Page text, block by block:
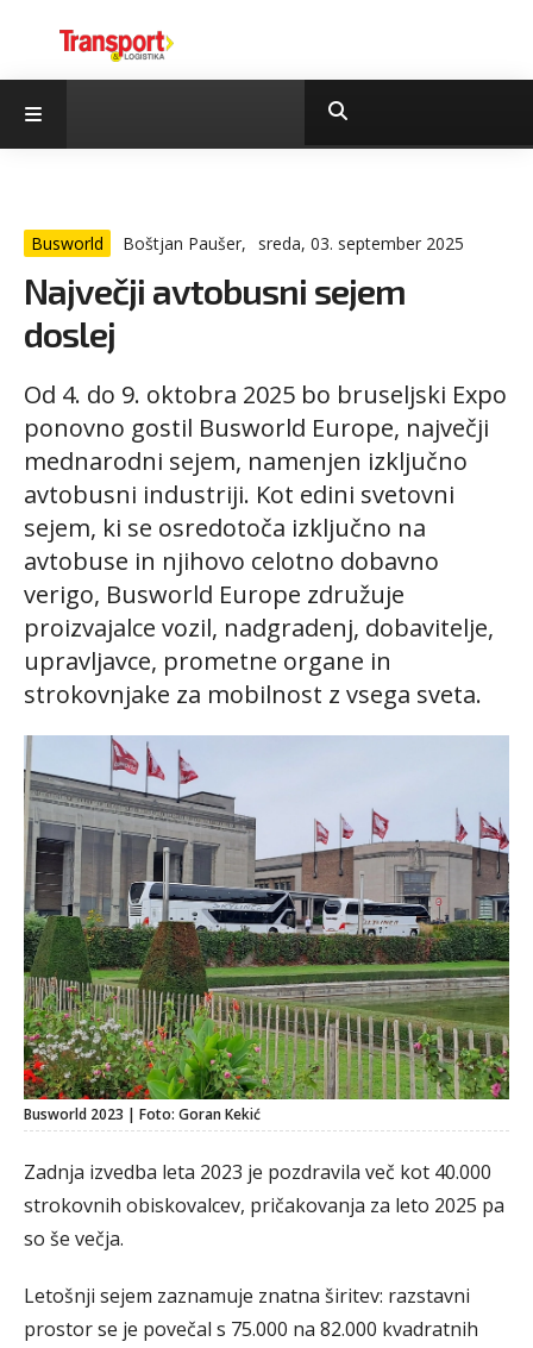
Busworld Boštjan Paušer, sreda, 03. september 2025
Največji avtobusni sejem
doslej
Od 4. do 9. oktobra 2025 bo bruseljski Expo
ponovno gostil Busworld Europe, največji
mednarodni sejem, namenjen izključno
avtobusni industriji. Kot edini svetovni
sejem, ki se osredotoča izključno na
avtobuse in njihovo celotno dobavno
verigo, Busworld Europe združuje
proizvajalce vozil, nadgradenj, dobavitelje,
upravljavce, prometne organe in
strokovnjake za mobilnost z vsega sveta.
Busworld 2023 | Foto: Goran Kekić
Zadnja izvedba leta 2023 je pozdravila več kot 40.000
strokovnih obiskovalcev, pričakovanja za leto 2025 pa
so še večja.
Letošnji sejem zaznamuje znatna širitev: razstavni
prostor se je povečal s 75.000 na 82.000 kvadratnih